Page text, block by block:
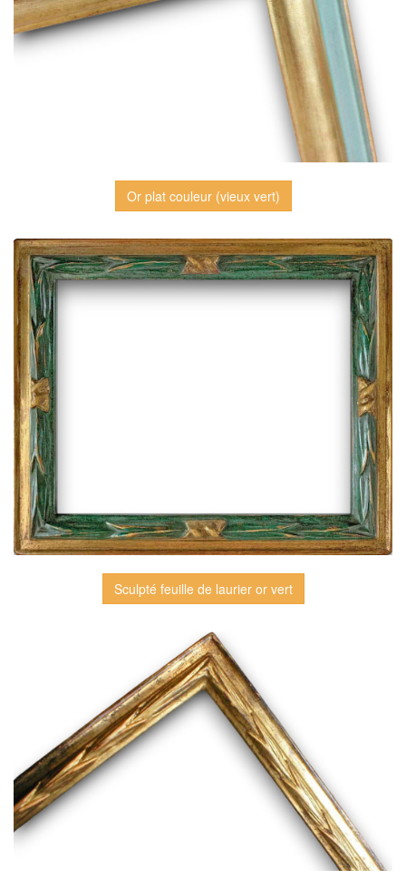
Or plat couleur (vieux vert)
Sculpté feuille de laurier or vert